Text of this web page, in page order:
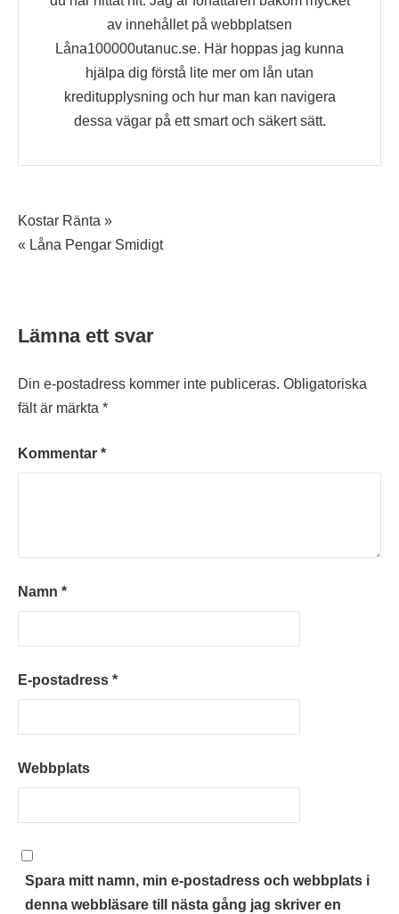
av innehållet på webbplatsen
Låna100000utanuc.se. Här hoppas jag kunna
hjälpa dig förstå lite mer om lån utan
kreditupplysning och hur man kan navigera
dessa vägar på ett smart och säkert sätt.
Inläggsnavigering
Kostar Ränta »
« Låna Pengar Smidigt
Lämna ett svar
Din e-postadress kommer inte publiceras. Obligatoriska
fält är märkta *
Kommentar *
Namn *
E-postadress *
Webbplats
Spara mitt namn, min e-postadress och webbplats i
denna webbläsare till nästa gång jag skriver en